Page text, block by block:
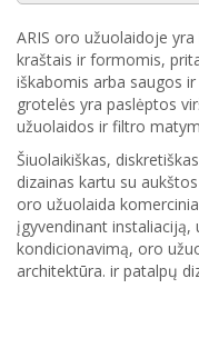
ARIS oro užuolaidoje
kraštais ir formomis,
iškabomis arba saugos
grotelės yra paslėptos
užuolaidos ir filtro
Šiuolaikiškas,
dizainas kartu su
oro užuolaida
įgyvendinant
kondicionavimą, oro
architektūra. ir patalpų